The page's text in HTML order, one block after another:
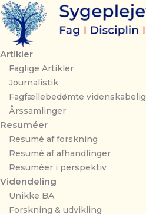
Gå
til
indholdet
Artikler
Faglige Artikler
Journalistik
Fagfællebedømte
Årssamlinger
Resuméer
Resumé af forskning
Resumé af afhandlinger
Resuméer i perspektiv
Videndeling
Unikke BA
Forskning & udvikling